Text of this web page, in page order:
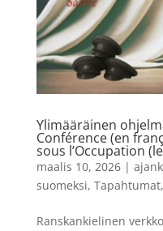
Ylimääräinen
Conférence (en
sous l’Occupation
maalis 10, 2026|
suomeksi, Tapahtumat,
Ranskankielinen